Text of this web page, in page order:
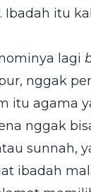
itu
lagi
nggak
itu agama
nggak
sunnah,
ibadah